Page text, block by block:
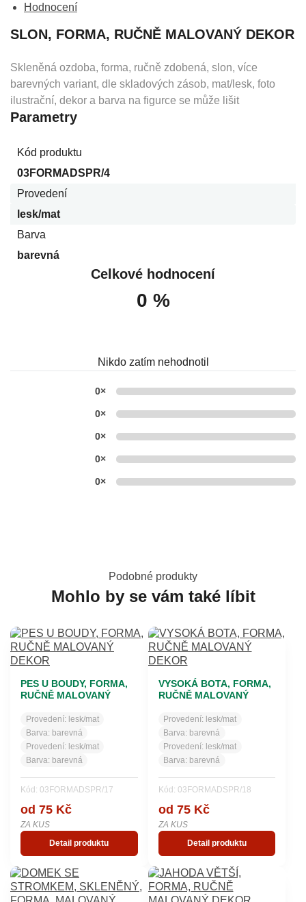
Hodnocení
SLON, FORMA, RUČNĚ MALOVANÝ DEKOR
Skleněná ozdoba, forma, ručně zdobená, slon, více
barevných variant, dle skladových zásob, mat/lesk, foto
ilustrační, dekor a barva na figurce se může lišit
Parametry
Kód produktu
03FORMADSPR/4
Provedení
lesk/mat
Barva
barevná
Celkové hodnocení
0 %
Nikdo zatím nehodnotil
0×
0×
0×
0×
0×
Podobné produkty
Mohlo by se vám také líbit
PES U BOUDY, FORMA,
RUČNĚ MALOVANÝ
Provedení: lesk/mat
Barva: barevná
Provedení: lesk/mat
Barva: barevná
Kód: 03FORMADSPR/17
od 75 Kč
ZA KUS
Detail produktu
VYSOKÁ BOTA, FORMA,
RUČNĚ MALOVANÝ
Provedení: lesk/mat
Barva: barevná
Provedení: lesk/mat
Barva: barevná
Kód: 03FORMADSPR/18
od 75 Kč
ZA KUS
Detail produktu